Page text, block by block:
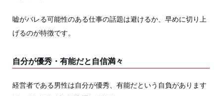
嘘がバレる可能性のある仕事の話題は避けるか、早めに切り上
げるのが特徴です。
自分が優秀・有能だと自信満々
経営者である男性は自分が優秀、有能だという自負があります